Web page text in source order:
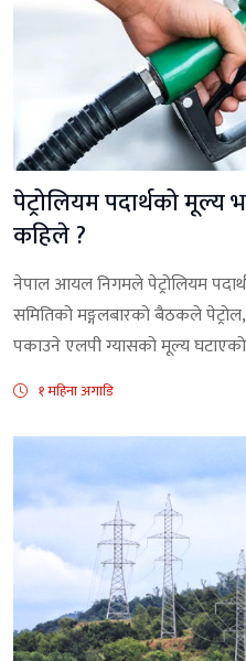
पेट्रोलियम पदार्थको मूल्य
कहिले ?
नेपाल आयल निगमले पेट्रोलियम
समितिको मङ्गलबारको बैठकले
पकाउने एलपी ग्यासको मूल्य घटाएको
१ महिना अगाडि